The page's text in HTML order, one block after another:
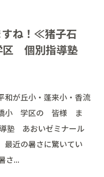
すね！≪猪子石
区 個別指導塾
が丘小・蓬来小・香流
橋小 学区の 皆様 ま
塾 あおいゼミナール
最近の暑さに驚いてい
さ...